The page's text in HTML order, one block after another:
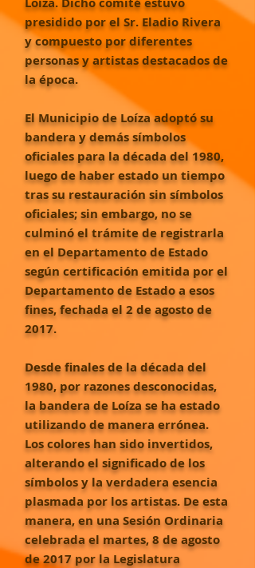
presidido por el Sr. Eladio Rivera
y compuesto por diferentes
personas y artistas destacados de
la época.
El Municipio de Loíza adoptó su
bandera y demás símbolos
oficiales para la década del 1980,
luego de haber estado un tiempo
tras su restauración sin símbolos
oficiales; sin embargo, no se
culminó el trámite de registrarla
en el Departamento de Estado
según certificación emitida por el
Departamento de Estado a esos
fines, fechada el 2 de agosto de
2017.
Desde finales de la década del
1980, por razones desconocidas,
la bandera de Loíza se ha estado
utilizando de manera errónea.
Los colores han sido invertidos,
alterando el significado de los
símbolos y la verdadera esencia
plasmada por los artistas. De esta
manera, en una Sesión Ordinaria
celebrada el martes, 8 de agosto
de 2017 por la Legislatura